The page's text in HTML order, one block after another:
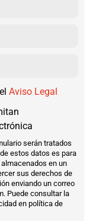
Aviso Legal
serán tratados
estos datos es para
en un
sus derechos de
enviando un correo
Puede consultar la
en política de